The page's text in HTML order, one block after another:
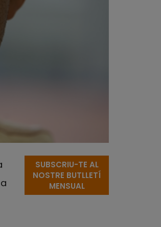
SUBSCRIU-TE AL
NOSTRE BUTLLETÍ
MENSUAL